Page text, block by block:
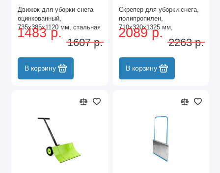
Движок для уборки снега
оцинкованный,
735x385x1120 мм, стальная
рукоятка, Сибртех
1483 р.
1607 р.
В корзину
Скрепер для уборки снега,
полипропилен,
710х320х1325 мм,
усиленная стальная
рукоятка, BASE Palisad
2089 р.
2263 р.
В корзину